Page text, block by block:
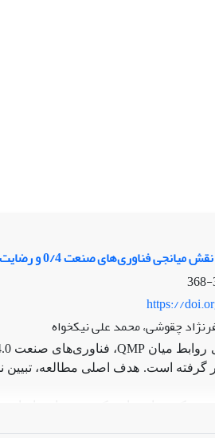
https://
چقوشی، محمد علی نیکخواه
روابط میان QMP
است. هدف اصلی مطالعه، تبیین